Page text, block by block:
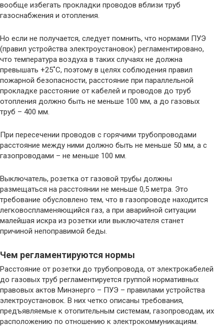
вообще избегать прокладки проводов вблизи труб
газоснабжения и отопления.
Но если не получается, следует помнить, что нормами ПУЭ
(правил устройства электроустановок) регламентировано,
что температура воздуха в таких случаях не должна
превышать +25˚С, поэтому в целях соблюдения правил
пожарной безопасности, расстояние при параллельной
прокладке расстояние от кабелей и проводов до труб
отопления должно быть не меньше 100 мм, а до газовых
труб – 400 мм.
При пересечении проводов с горячими трубопроводами
расстояние между ними должно быть не меньше 50 мм, а с
газопроводами – не меньше 100 мм.
Выключатель, розетка от газовой трубы должны
размещаться на расстоянии не меньше 0,5 метра. Это
требование обусловлено тем, что в газопроводе находится
легковоспламеняющийся газ, а при аварийной ситуации
малейшая искра из розетки или выключателя станет
причиной непоправимой беды.
Чем регламентируются нормы
Расстояние от розетки до трубопровода, от электрокабелей
до газовых труб регламентируется группой нормативных
правовых актов Минэнерго – ПУЭ – правилами устройства
электроустановок. В них четко описаны требования,
предъявляемые к отопительным системам, газопроводам, их
расположению по отношению к электрокоммуникациям.